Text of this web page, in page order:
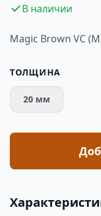
В наличии
Magic Brown VC
ТОЛЩИНА
20 мм